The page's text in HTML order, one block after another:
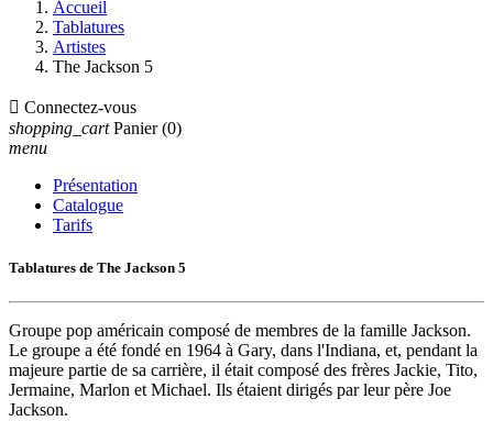
Accueil
Tablatures
Artistes
The Jackson 5
 Connectez-vous
shopping_cart Panier (0)
menu
Présentation
Catalogue
Tarifs
Tablatures de The Jackson 5
Groupe pop américain composé de membres de la famille Jackson.
Le groupe a été fondé en 1964 à Gary, dans l'Indiana, et, pendant la
majeure partie de sa carrière, il était composé des frères Jackie, Tito,
Jermaine, Marlon et Michael. Ils étaient dirigés par leur père Joe
Jackson.